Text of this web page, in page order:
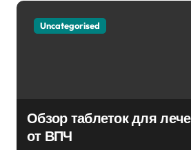
Uncategorised
Обзор таблеток для
от ВПЧ